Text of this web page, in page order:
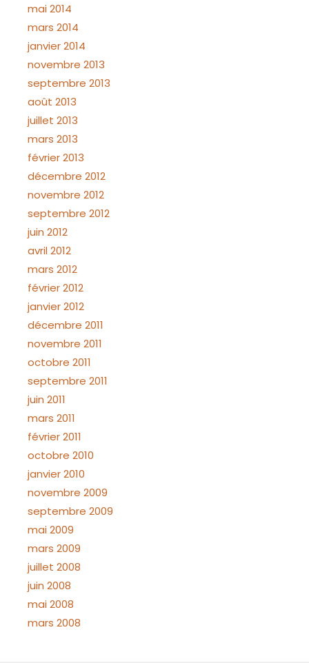
mai 2014
mars 2014
janvier 2014
novembre 2013
septembre 2013
août 2013
juillet 2013
mars 2013
février 2013
décembre 2012
novembre 2012
septembre 2012
juin 2012
avril 2012
mars 2012
février 2012
janvier 2012
décembre 2011
novembre 2011
octobre 2011
septembre 2011
juin 2011
mars 2011
février 2011
octobre 2010
janvier 2010
novembre 2009
septembre 2009
mai 2009
mars 2009
juillet 2008
juin 2008
mai 2008
mars 2008